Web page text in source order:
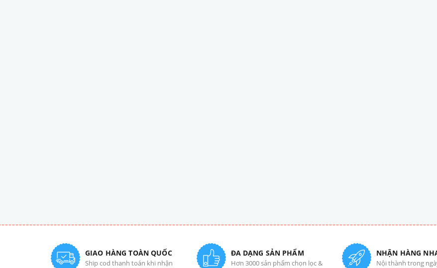
GIAO HÀNG TOÀN QUỐC
Ship cod thanh toán khi nhận
ĐA DẠNG SẢN PHẨM
Hơn 3000 sản phẩm chọn lọc &
NHẬN HÀNG
Nội thành trong